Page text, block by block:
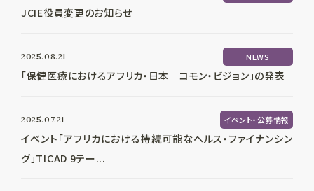
JCIE役員変更のお知らせ
2025.08.21 NEWS
「保健医療におけるアフリカ・日本 コモン・ビジョン」の発表
2025.07.21 イベント・公募情報
イベント「アフリカにおける持続可能なヘルス・ファイナンシン
グ」TICAD 9テー...